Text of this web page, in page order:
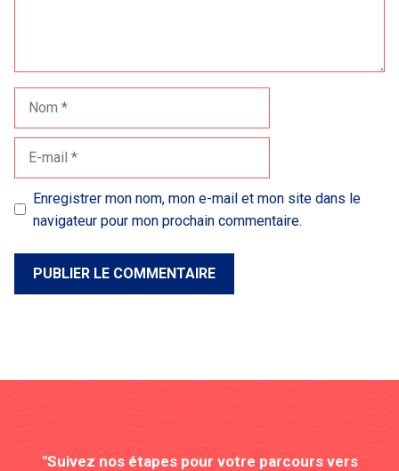
Enregistrer mon nom, mon e-mail et mon site dans le
navigateur pour mon prochain commentaire.
"Suivez nos étapes pour votre parcours vers